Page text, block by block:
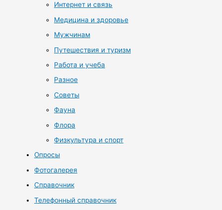
Интернет и связь
Медицина и здоровье
Мужчинам
Путешествия и туризм
Работа и учеба
Разное
Советы
Фауна
Флора
Физкультура и спорт
Опросы
Фотогалерея
Справочник
Телефонный справочник